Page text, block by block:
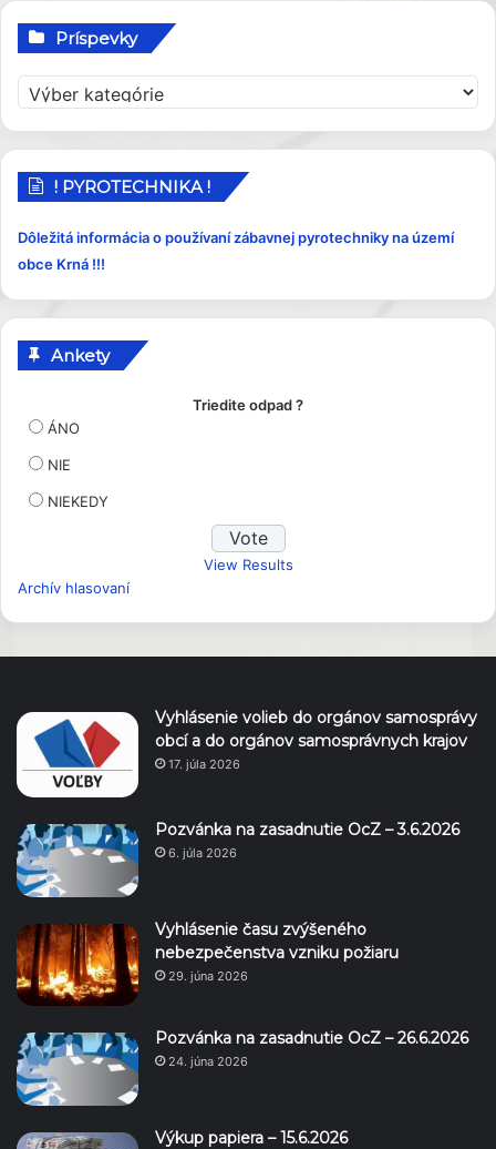
Príspevky
r
í
s
e
k
y
! PYROTECHNIKA !
Dôležitá informácia o používaní zábavnej pyrotechniky na území
obce Krná !!!
Ankety
Triedite odpad ?
ÁNO
NIE
NIEKEDY
View Results
Archív hlasovaní
Vyhlásenie volieb do orgánov samosprávy
obcí a do orgánov samosprávnych krajov
17. júla 2026
Pozvánka na zasadnutie OcZ – 3.6.2026
6. júla 2026
Vyhlásenie času zvýšeného
nebezpečenstva vzniku požiaru
29. júna 2026
Pozvánka na zasadnutie OcZ – 26.6.2026
24. júna 2026
Výkup papiera – 15.6.2026